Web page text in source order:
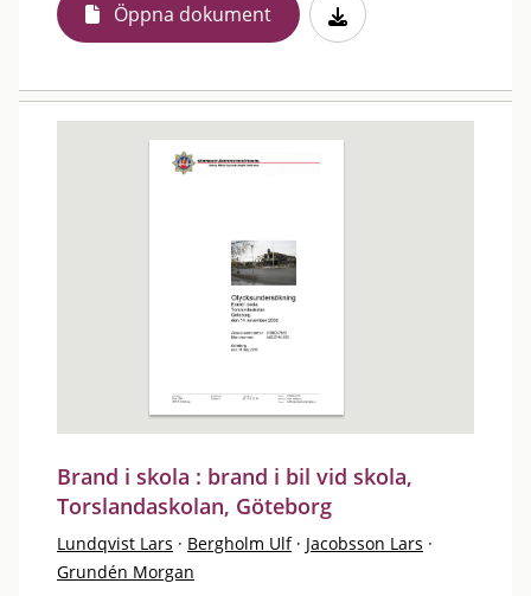
Öppna dokument
Brand i skola : brand i bil vid skola,
Torslandaskolan, Göteborg
Lundqvist Lars · Bergholm Ulf · Jacobsson Lars ·
Grundén Morgan